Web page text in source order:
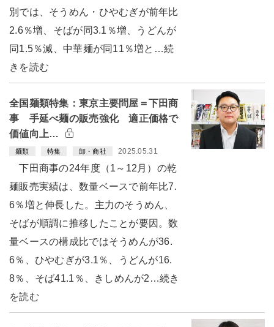
別では、そうめん・ひやむぎが前年比
2.6％増、そばが同3.1％増、うどんが
同1.5％減、中華麺が同11％増と…続
きを読む
全国麺類特集：東京主要問屋＝下田商
事 手延べ麺の販売強化 適正価格で
価値向上…
麺類 特集 卸・商社 2025.05.31
下田商事の24年度（1～12月）の乾
麺販売実績は、数量ベースで前年比7.
6％増と伸長した。主力のそうめん、
そばが順調に推移したことが要因。数
量ベースの構成比ではそうめんが36.
6％、ひやむぎが3.1％、うどんが16.
8％、そば41.1％、きしめんが2…続き
を読む